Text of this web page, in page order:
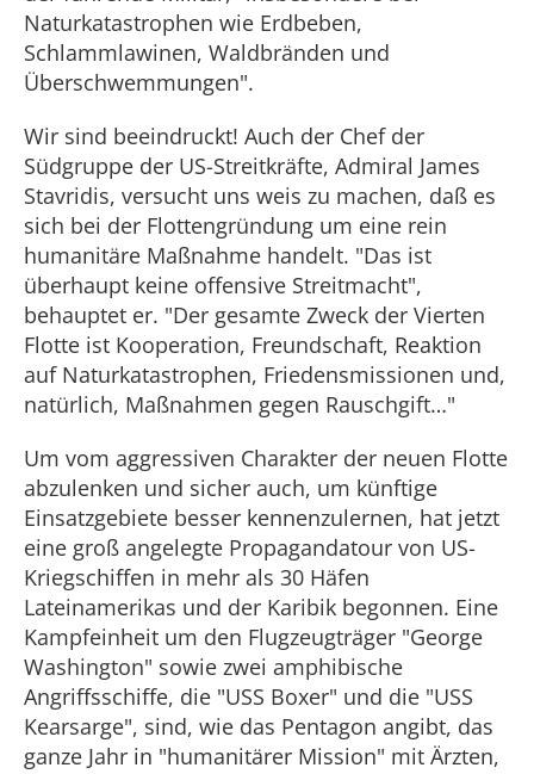
Naturkatastrophen wie Erdbeben,
Schlammlawinen, Waldbränden und
Überschwemmungen".
Wir sind beeindruckt! Auch der Chef der
Südgruppe der US-Streitkräfte, Admiral James
Stavridis, versucht uns weis zu machen, daß es
sich bei der Flottengründung um eine rein
humanitäre Maßnahme handelt. "Das ist
überhaupt keine offensive Streitmacht",
behauptet er. "Der gesamte Zweck der Vierten
Flotte ist Kooperation, Freundschaft, Reaktion
auf Naturkatastrophen, Friedensmissionen und,
natürlich, Maßnahmen gegen Rauschgift…"
Um vom aggressiven Charakter der neuen Flotte
abzulenken und sicher auch, um künftige
Einsatzgebiete besser kennenzulernen, hat jetzt
eine groß angelegte Propagandatour von US-
Kriegschiffen in mehr als 30 Häfen
Lateinamerikas und der Karibik begonnen. Eine
Kampfeinheit um den Flugzeugträger "George
Washington" sowie zwei amphibische
Angriffsschiffe, die "USS Boxer" und die "USS
Kearsarge", sind, wie das Pentagon angibt, das
ganze Jahr in "humanitärer Mission" mit Ärzten,